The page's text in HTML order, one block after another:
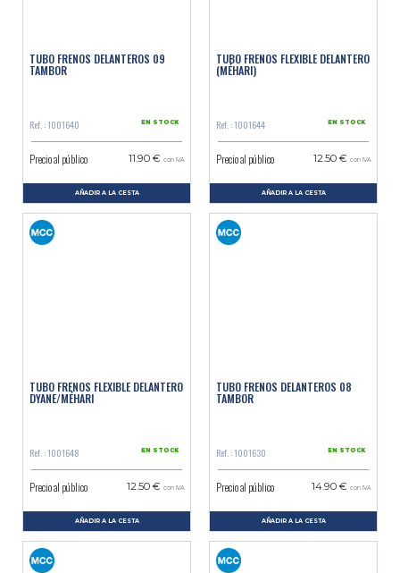
TUBO FRENOS DELANTEROS 09
TAMBOR
Ref. : 1001640 EN STOCK
Precio al público 11.90 € con IVA
AÑADIR A LA CESTA
TUBO FRENOS FLEXIBLE DELANTERO
(MÉHARI)
Ref. : 1001644 EN STOCK
Precio al público 12.50 € con IVA
AÑADIR A LA CESTA
TUBO FRENOS FLEXIBLE DELANTERO
DYANE/MÉHARI
Ref. : 1001648 EN STOCK
Precio al público 12.50 € con IVA
AÑADIR A LA CESTA
TUBO FRENOS DELANTEROS 08
TAMBOR
Ref. : 1001630 EN STOCK
Precio al público 14.90 € con IVA
AÑADIR A LA CESTA